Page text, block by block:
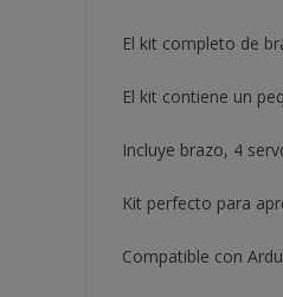
El kit completo de
El kit contiene un
Incluye brazo, 4
Kit perfecto para
Compatible con